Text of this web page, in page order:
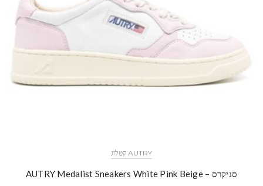
AUTRY קטלוג
סניקרס – AUTRY Medalist Sneakers White Pink Beige